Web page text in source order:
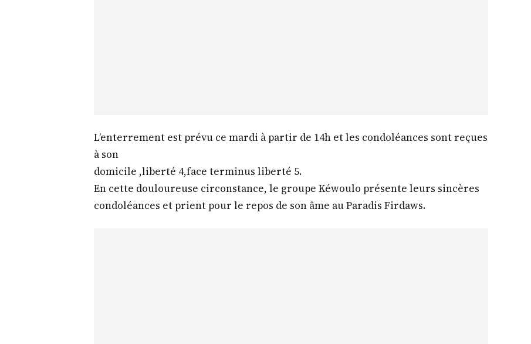
L’enterrement est prévu ce mardi à partir de 14h et les condoléances sont reçues
à son
domicile ,liberté 4,face terminus liberté 5.
En cette douloureuse circonstance, le groupe Kéwoulo présente leurs sincères
condoléances et prient pour le repos de son âme au Paradis Firdaws.